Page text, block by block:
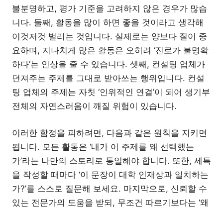
불분명하고, 평가 기준을 고려하지 않은 경우가 많습
니다. 둘째, 활동을 많이 하면 좋을 것이라고 생각해
이것저것 벌리는 것입니다. 실제로는 양보다 질이 중
요하며, 지나치게 많은 활동은 오히려 ‘진로가 불명확
하다’는 인상을 줄 수 있습니다. 셋째, 컨설팅 업체가
던져주는 주제를 그대로 받아쓰는 행위입니다. 컨설
팅 업체의 주제는 자칫 ‘인위적인 연결’이 되어 생기부
전체의 자연스러움이 깨질 위험이 있습니다.
이러한 함정을 피하려면, 다음과 같은 원칙을 지키면
됩니다. 모든 활동은 ‘내가 이 주제를 왜 선택했는
가’라는 나만의 스토리로 통일해야 합니다. 또한, 세특
을 작성할 때마다 ‘이 문장이 대학 인재상과 일치하는
가?’를 스스로 질문해 보세요. 마지막으로, 신뢰할 수
있는 전문가의 도움을 받되, 무조건 따르기보다는 ‘왜